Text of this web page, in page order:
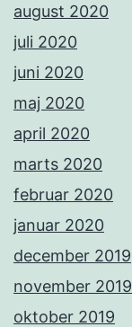
august 2020
juli 2020
juni 2020
maj 2020
april 2020
marts 2020
februar 2020
januar 2020
december 2019
november 2019
oktober 2019